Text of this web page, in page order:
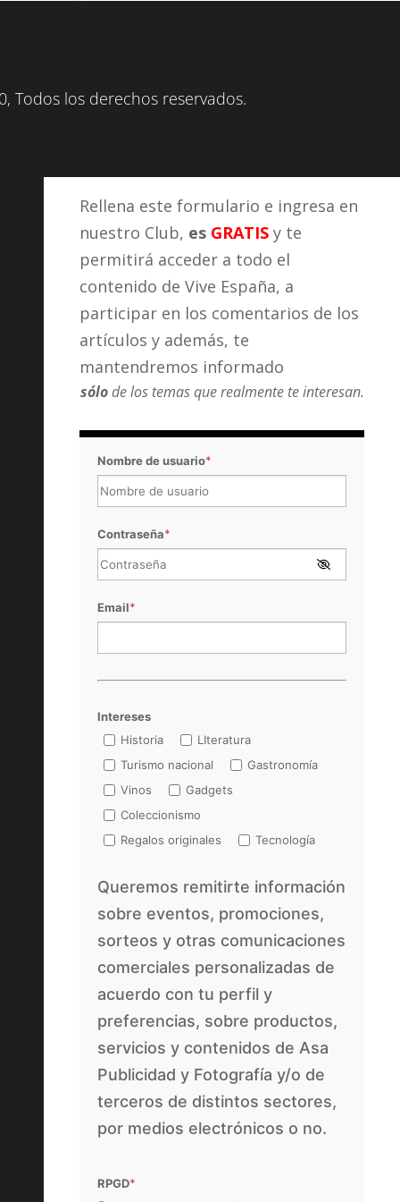
Todos los derechos reservados.
Rellena este formulario e ingresa en
nuestro Club, es GRATIS y te
permitirá acceder a todo el
contenido de Vive España, a
participar en los comentarios de los
artículos y además, te
mantendremos informado
sólode los temas que realmente te interesan.
Nombre de usuario*
Contraseña*
Email*
Intereses
Historia
LIteratura
Turismo nacional
Gastronomía
Vinos
Gadgets
Coleccionismo
Regalos originales
Tecnología
Queremos remitirte información
sobre eventos, promociones,
sorteos y otras comunicaciones
comerciales personalizadas de
acuerdo con tu perfil y
preferencias, sobre productos,
servicios y contenidos de Asa
Publicidad y Fotografía y/o de
terceros de distintos sectores,
por medios electrónicos o no.
RPGD*